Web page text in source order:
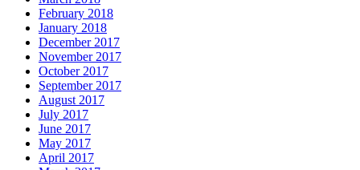
February 2018
January 2018
December 2017
November 2017
October 2017
September 2017
August 2017
July 2017
June 2017
May 2017
April 2017